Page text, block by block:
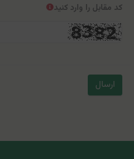
کد مقابل را وارد کنید
ارسال